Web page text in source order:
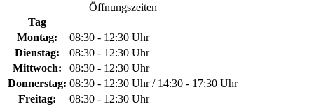
Öffnungszeiten
Tag
Montag:
08:30 - 12:30 Uhr
Dienstag:
08:30 - 12:30 Uhr
Mittwoch:
08:30 - 12:30 Uhr
Donnerstag: 08:30 - 12:30 Uhr / 14:30 - 17:30 Uhr
Freitag:
08:30 - 12:30 Uhr